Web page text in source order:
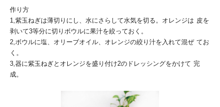
作り方
1,紫玉ねぎは薄切りにし、水にさらして水気を切る。オレンジは 皮を
剥いて3等分に切りボウルに果汁を絞っておく。
2,ボウルに塩、オリーブオイル、オレンジの絞り汁を入れて混ぜ てお
く。
3,器に紫玉ねぎとオレンジを盛り付け2のドレッシングをかけて 完
成。